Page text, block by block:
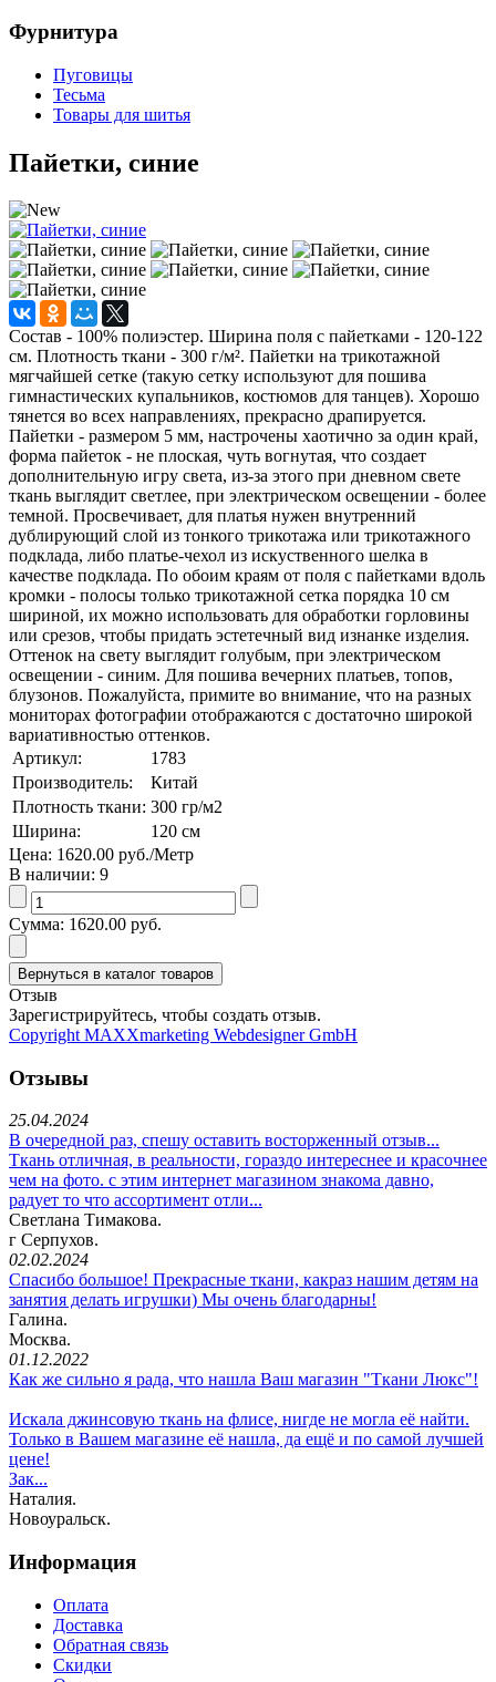
Фурнитура
Пуговицы
Тесьма
Товары для шитья
Пайетки, синие
Состав - 100% полиэстер. Ширина поля с пайетками - 120-122
см. Плотность ткани - 300 г/м². Пайетки на трикотажной
мягчайшей сетке (такую сетку используют для пошива
гимнастических купальников, костюмов для танцев). Хорошо
тянется во всех направлениях, прекрасно драпируется.
Пайетки - размером 5 мм, настрочены хаотично за один край,
форма пайеток - не плоская, чуть вогнутая, что создает
дополнительную игру света, из-за этого при дневном свете
ткань выглядит светлее, при электрическом освещении - более
темной. Просвечивает, для платья нужен внутренний
дублирующий слой из тонкого трикотажа или трикотажного
подклада, либо платье-чехол из искуственного шелка в
качестве подклада. По обоим краям от поля с пайетками вдоль
кромки - полосы только трикотажной сетка порядка 10 см
шириной, их можно использовать для обработки горловины
или срезов, чтобы придать эстетечный вид изнанке изделия.
Оттенок на свету выглядит голубым, при электрическом
освещении - синим. Для пошива вечерних платьев, топов,
блузонов. Пожалуйста, примите во внимание, что на разных
мониторах фотографии отображаются с достаточно широкой
вариативностью оттенков.
Артикул:
1783
Производитель:
Китай
Плотность ткани: 300 гр/м2
Ширина:
120 см
Цена: 1620.00 руб./Метр
В наличии: 9
Сумма: 1620.00 руб.
Отзыв
Зарегистрируйтесь, чтобы создать отзыв.
Copyright MAXXmarketing Webdesigner GmbH
Отзывы
25.04.2024
В очередной раз, спешу оставить восторженный отзыв...
Ткань отличная, в реальности, гораздо интереснее и красочнее
чем на фото. с этим интернет магазином знакома давно,
радует то что ассортимент отли...
Светлана Тимакова.
г Серпухов.
02.02.2024
Спасибо большое! Прекрасные ткани, какраз нашим детям на
занятия делать игрушки) Мы очень благодарны!
Галина.
Москва.
01.12.2022
Как же сильно я рада, что нашла Ваш магазин "Ткани Люкс"!
Искала джинсовую ткань на флисе, нигде не могла её найти.
Только в Вашем магазине её нашла, да ещё и по самой лучшей
цене!
Зак...
Наталия.
Новоуральск.
Информация
Оплата
Доставка
Обратная связь
Скидки